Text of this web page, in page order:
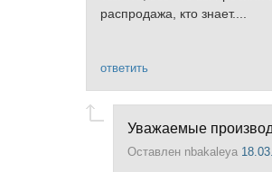
распродажа, кто знает....
ответить
Уважаемые
Оставлен nbakaleya